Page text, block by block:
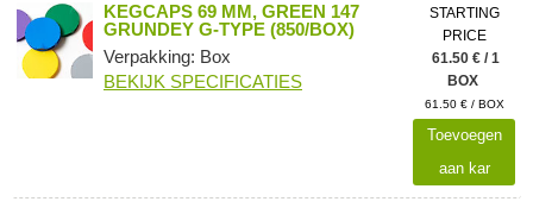
KEGCAPS 69 MM, GREEN 147
GRUNDEY G-TYPE (850/BOX)
Verpakking: Box
BEKIJK SPECIFICATIES
STARTING
PRICE
61.50 € / 1
BOX
61.50 € / BOX
Toevoegen
aan kar